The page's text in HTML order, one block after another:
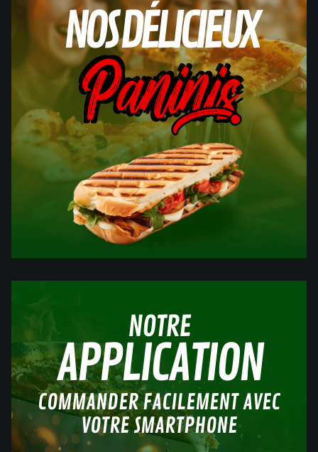
NOS DÉLICIEUX
Paninis
NOTRE
APPLICATION
COMMANDER FACILEMENT AVEC
VOTRE SMARTPHONE